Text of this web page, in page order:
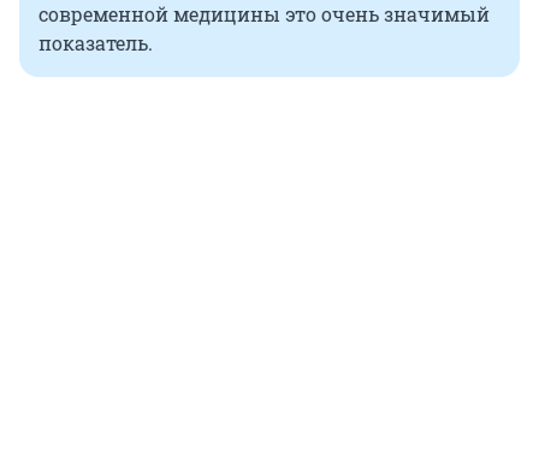
современной медицины это очень значимый
показатель.